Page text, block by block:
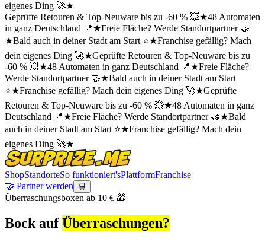
eigenes Ding 🚀★
Geprüfte Retouren & Top-Neuware bis zu -60 % 💥★48 Automaten
in ganz Deutschland 📍★Freie Fläche? Werde Standortpartner 🤝
★Bald auch in deiner Stadt am Start ⭐★Franchise gefällig? Mach
dein eigenes Ding 🚀★Geprüfte Retouren & Top-Neuware bis zu
-60 % 💥★48 Automaten in ganz Deutschland 📍★Freie Fläche?
Werde Standortpartner 🤝★Bald auch in deiner Stadt am Start
⭐★Franchise gefällig? Mach dein eigenes Ding 🚀★Geprüfte
Retouren & Top-Neuware bis zu -60 % 💥★48 Automaten in ganz
Deutschland 📍★Freie Fläche? Werde Standortpartner 🤝★Bald
auch in deiner Stadt am Start ⭐★Franchise gefällig? Mach dein
eigenes Ding 🚀★
ShopStandorteSo funktioniert'sPlattformFranchise
🤝 Partner werden
🛒
Überraschungsboxen ab 10 € 🎁
Bock auf Über­raschungen?